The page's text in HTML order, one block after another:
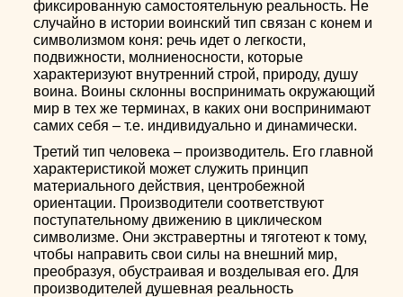
фиксированную самостоятельную реальность. Не
случайно в истории воинский тип связан с конем и
символизмом коня: речь идет о легкости,
подвижности, молниеносности, которые
характеризуют внутренний строй, природу, душу
воина. Воины склонны воспринимать окружающий
мир в тех же терминах, в каких они воспринимают
самих себя – т.е. индивидуально и динамически.
Третий тип человека – производитель. Его главной
характеристикой может служить принцип
материального действия, центробежной
ориентации. Производители соответствуют
поступательному движению в циклическом
символизме. Они экстравертны и тяготеют к тому,
чтобы направить свои силы на внешний мир,
преобразуя, обустраивая и возделывая его. Для
производителей душевная реальность